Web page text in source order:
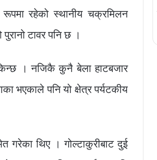
रहेको स्थानीय चक्रमिलन
टावर पनि छ ।
। नजिकै कुनै बेला हाटबजार
भएकाले पनि यो क्षेत्र पर्यटकीय
गरेका थिए । गोल्टाकुरीबाट दुई